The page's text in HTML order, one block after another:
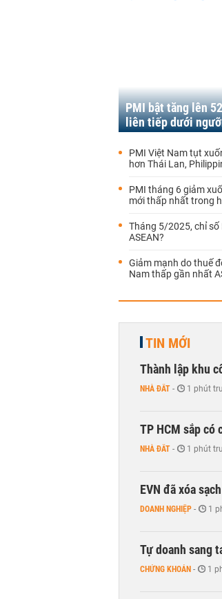
PMI bật tăng lên
liên tiếp dưới
PMI Việt Nam tụt
hơn Thái Lan,
PMI tháng 6 giảm
mới thấp nhất trong
Tháng 5/2025, chỉ số
ASEAN?
Giảm mạnh do thuế
Nam thấp gần nhất
TIN MỚI
Thành lập khu
NHÀ ĐẤT - 1 phút
TP HCM sắp có
NHÀ ĐẤT - 1 phút
EVN đã xóa
DOANH NGHIỆP - 1
Tự doanh sang
CHỨNG KHOÁN - 1